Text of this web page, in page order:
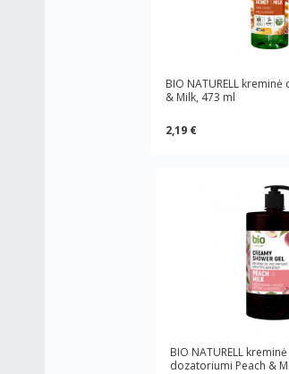
BIO NATURELL
& Milk, 473 ml
2,19 €
BIO NATURELL
dozatoriumi Peach &